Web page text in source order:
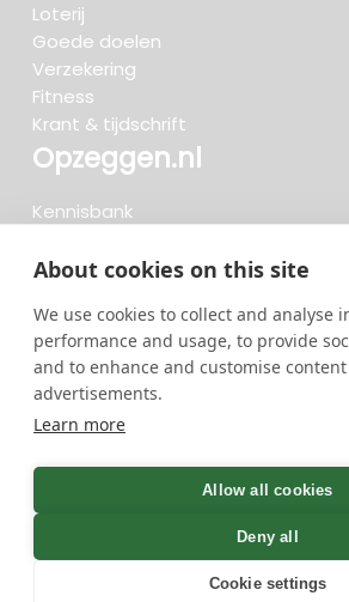
About cookies on this site
We use cookies to collect and analyse
performance and usage, to provide
and to enhance and customise
advertisements.
Learn more
Allow all cookies
Deny all
Cookie settings
Loterij
Goede doelen
Verzekering
Fitness
Krant & tijdschrift
Opzeggen.nl
Kennisbank
Beoordelingen
Meteen opzeggen
722 opzeggingen afgelopen 30
opzeggingen in totaal
GreenOnline BV